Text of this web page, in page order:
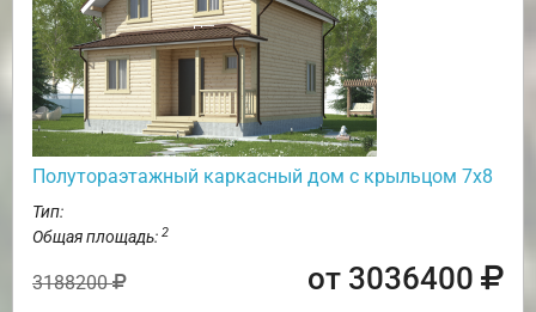
Полутораэтажный каркасный дом с крыльцом 7х8
Тип:
Общая площадь: 2
3188200 от 3036400